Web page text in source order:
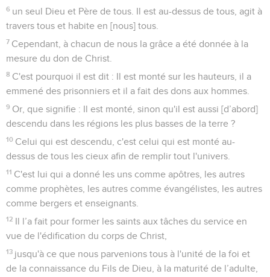
6 un seul Dieu et Père de tous. Il est au-dessus de tous, agit à
travers tous et habite en [nous] tous.
7 Cependant, à chacun de nous la grâce a été donnée à la
mesure du don de Christ.
8 C'est pourquoi il est dit : Il est monté sur les hauteurs, il a
emmené des prisonniers et il a fait des dons aux hommes.
9 Or, que signifie : Il est monté, sinon qu'il est aussi [d’abord]
descendu dans les régions les plus basses de la terre ?
10 Celui qui est descendu, c'est celui qui est monté au-
dessus de tous les cieux afin de remplir tout l'univers.
11 C'est lui qui a donné les uns comme apôtres, les autres
comme prophètes, les autres comme évangélistes, les autres
comme bergers et enseignants.
12 Il l’a fait pour former les saints aux tâches du service en
vue de l'édification du corps de Christ,
13 jusqu'à ce que nous parvenions tous à l'unité de la foi et
de la connaissance du Fils de Dieu, à la maturité de l’adulte,